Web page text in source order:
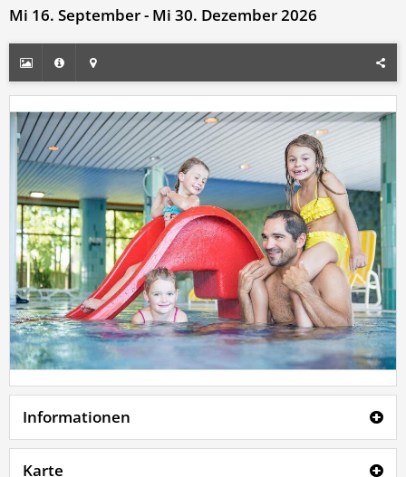
Mi 16. September - Mi 30. Dezember 2026
Informationen
Karte